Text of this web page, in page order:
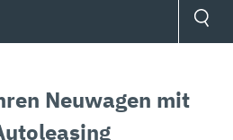
Neuwagen mit